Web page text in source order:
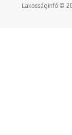
Lakosságinfó ©